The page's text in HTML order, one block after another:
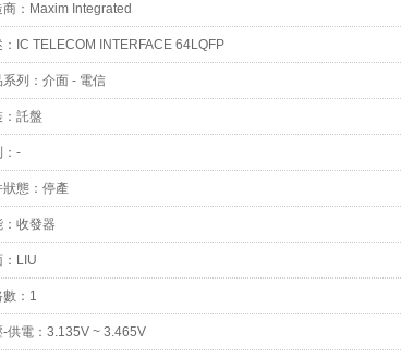
商：Maxim Integrated
：IC TELECOM INTERFACE 64LQFP
系列：介面 - 電信
：託盤
：-
狀態：停產
：收發器
：LIU
數：1
-供電：3.135V ~ 3.465V